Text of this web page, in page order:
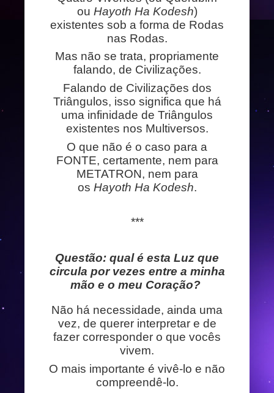
ou Hayoth Ha Kodesh)
existentes sob a forma de Rodas
nas Rodas.
Mas não se trata, propriamente
falando, de Civilizações.
Falando de Civilizações dos
Triângulos, isso significa que há
uma infinidade de Triângulos
existentes nos Multiversos.
O que não é o caso para a
FONTE, certamente, nem para
METATRON, nem para
os Hayoth Ha Kodesh.
***
Questão: qual é esta Luz que
circula por vezes entre a minha
mão e o meu Coração?
Não há necessidade, ainda uma
vez, de querer interpretar e de
fazer corresponder o que vocês
vivem.
O mais importante é vivê-lo e não
compreendê-lo.